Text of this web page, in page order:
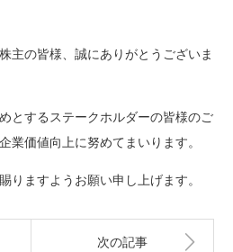
主の皆様、誠にありがとうございま
とするステークホルダーの皆様のご
業価値向上に努めてまいります。
りますようお願い申し上げます。
次の記事